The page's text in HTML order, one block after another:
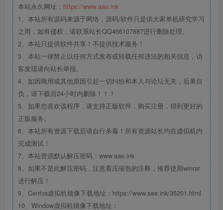
本站永久网址： https://www.aae.ink
1、本站所有源码来源于网络，源码/软件只是供大家单机研究学习
之用，如有侵权，请联系站长QQ466107887进行删除处理。
2、本站只提供软件共享！不提供技术服务！
3、本站一律禁止以任何方式发布或转载任何违法的相关信息，访
客发现请向站长举报。
4、如因商用或其他原因引起一切纠纷和本人与论坛无关，后果自
负，请下载后24小时内删除！！！
5、如果您喜欢该程序，请支持正版软件，购买注册，得到更好的
正版服务。
6、本站所有资源下载后请自行杀毒！所有资源站长均在虚拟机内
完成测试！
7、本站资源默认解压密码：www.aae.ink
8、如果不是此解压密码，注意看压缩包的注释，推荐使用winrar
进行解压！
9、Centos虚拟机镜像下载地址：https://www.aae.ink/35201.html
10、Window虚拟机镜像下载地址：